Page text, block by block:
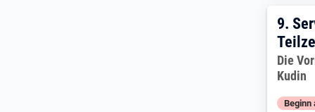
9.
9.
Die
Kudin
Beginn